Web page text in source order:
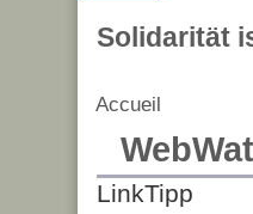
Solidarität
Accueil
LinkTipp